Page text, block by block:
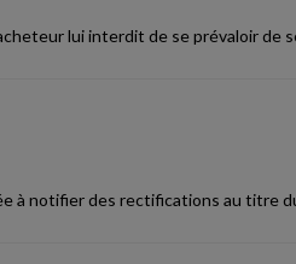
lui interdit de se prévaloir de
à notifier des rectifications au titre